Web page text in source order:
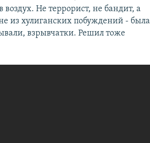
воздух. Не террорист, не бандит, а
из хулиганских побуждений - была
взрывчатки. Решил тоже